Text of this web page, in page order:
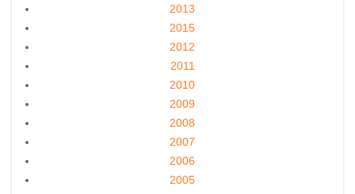
2013
2015
2012
2011
2010
2009
2008
2007
2006
2005